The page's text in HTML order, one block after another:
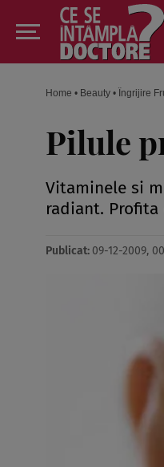
Home • Beauty • Îngrijire
Pilule
Vitaminele si
radiant.
Publicat: 09-12-2009,